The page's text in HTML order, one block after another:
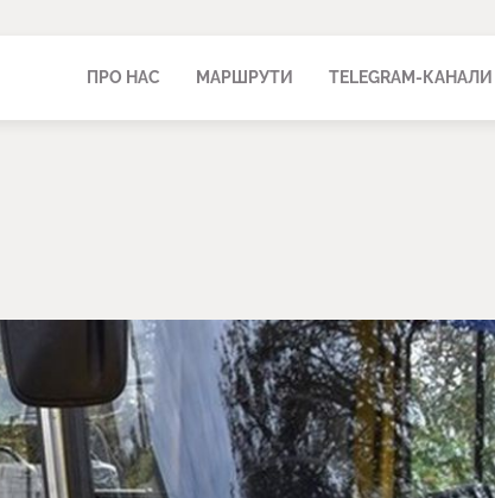
ПРО НАС МАРШРУТИ TELEGRAM-КАНАЛИ